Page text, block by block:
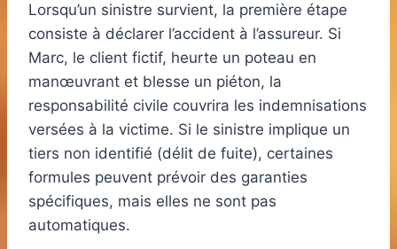
Lorsqu’un sinistre survient, la première étape
consiste à déclarer l’accident à l’assureur. Si
Marc, le client fictif, heurte un poteau en
manœuvrant et blesse un piéton, la
responsabilité civile couvrira les indemnisations
versées à la victime. Si le sinistre implique un
tiers non identifié (délit de fuite), certaines
formules peuvent prévoir des garanties
spécifiques, mais elles ne sont pas
automatiques.